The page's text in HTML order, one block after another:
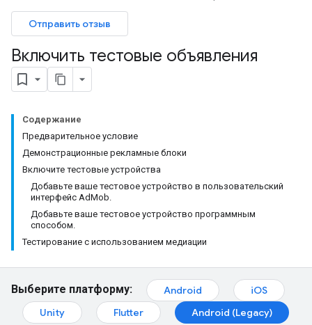
Отправить отзыв
Включить тестовые объявления
Содержание
Предварительное условие
Демонстрационные рекламные блоки
Включите тестовые устройства
Добавьте ваше тестовое устройство в пользовательский
интерфейс AdMob.
Добавьте ваше тестовое устройство программным
способом.
Тестирование с использованием медиации
Выберите платформу: Android
iOS
Unity
Flutter Android (Legacy)